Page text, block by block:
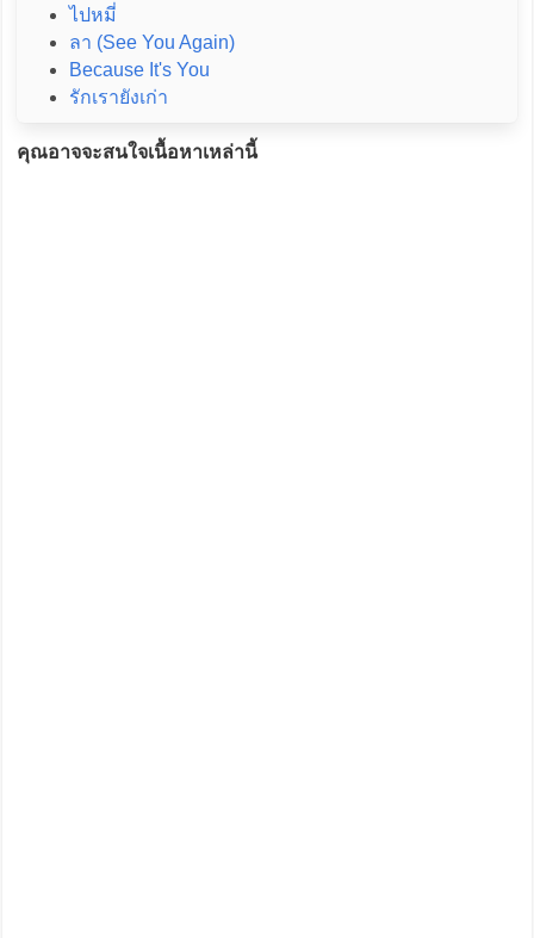
ไปหมี่
ลา (See You Again)
Because It's You
รักเรายังเก่า
คุณอาจจะสนใจเนื้อหาเหล่านี้